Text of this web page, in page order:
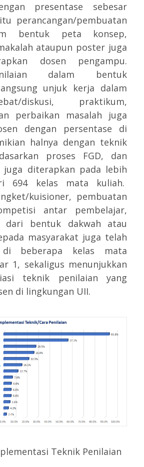
presentase sebesar
perancangan/pembuatan
bentuk peta konsep,
ataupun poster juga
dosen pengampu.
dalam bentuk
unjuk kerja dalam
diskusi, praktikum,
perbaikan masalah juga
dengan persentase di
halnya dengan teknik
proses FGD, dan
juga diterapkan pada lebih
694 kelas mata kuliah.
kuisioner, pembuatan
antar pembelajar,
dari bentuk dakwah atau
masyarakat juga telah
di beberapa kelas mata
1, sekaligus menunjukkan
teknik penilaian yang
di lingkungan UII.
Teknik Penilaian